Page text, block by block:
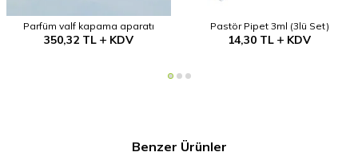
Parfüm valf kapama aparatı
350,32TL KDV
Pastör Pipet 3ml (3lü Set)
14,30 TL KDV
Benzer Ürünler